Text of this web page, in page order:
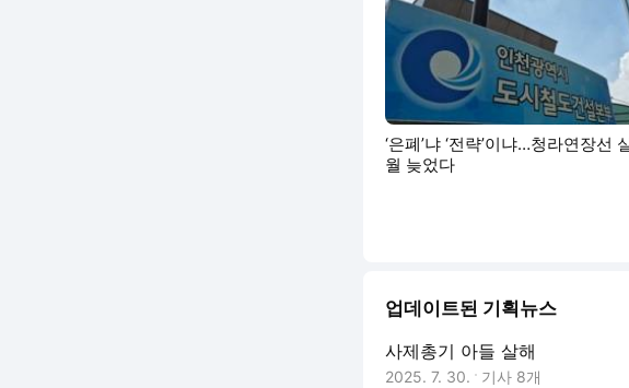
‘은폐’냐 ‘전략’이냐…청라연장선
월 늦었다
업데이트된 기획뉴스
사제총기 아들 살해
2025. 7. 30. 기사 8개